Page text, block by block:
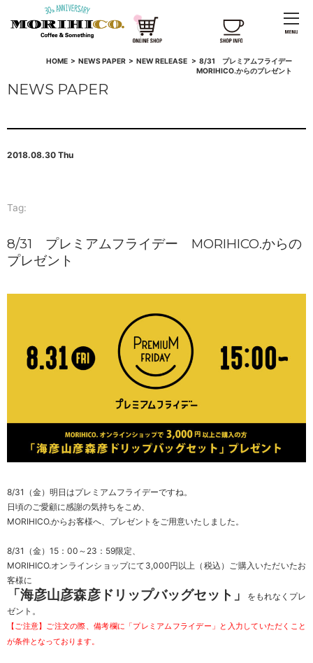
HOME> NEWS PAPER> NEW RELEASE > 8/31 プレミアムフライデー
MORIHICO.からのプレゼント
NEWS PAPER
2018.08.30 Thu
Tag:
8/31 プレミアムフライデー MORIHICO.からの
プレゼント
8/31（金）明日はプレミアムフライデーですね。
日頃のご愛顧に感謝の気持ちをこめ、
MORIHICO.からお客様へ、プレゼントをご用意いたしました。
8/31（金）15：00～23：59限定、
MORIHICO.オンラインショップにて3,000円以上（税込）ご購入いただいたお
客様に
「海彦山彦森彦ドリップバッグセット」
をもれなくプレ
ゼント。
【ご注意】ご注文の際、備考欄に「プレミアムフライデー」と入力していただくこと
が条件となっております。